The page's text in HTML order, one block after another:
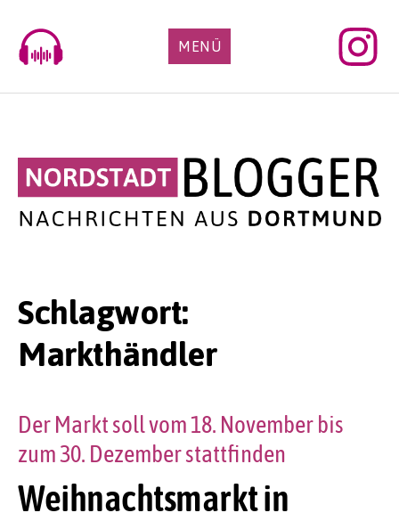
content
MENÜ
Schlagwort:
Markthändler
Weihnachtsmarkt in
Der Markt soll vom 18. November bis
zum 30. Dezember stattfinden